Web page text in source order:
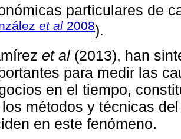
particulares de
et al 2008).
et al (2013), han
para medir las
en el tiempo,
métodos y técnicas
en este fenómeno.